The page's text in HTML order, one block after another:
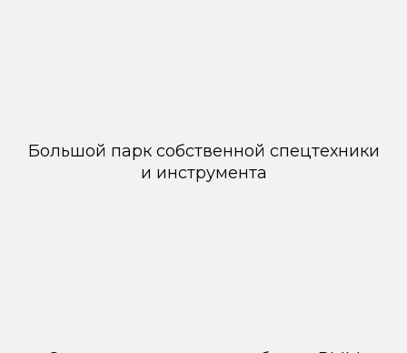
Большой парк собственной спецтехники
и инструмента